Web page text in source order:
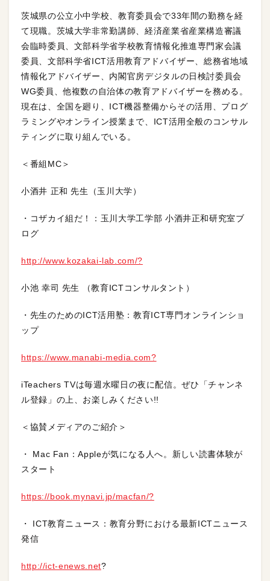
茨城県の公立小中学校、教育委員会で33年間の勤務を経
て現職。茨城大学非常勤講師、経済産業省産業構造審議
会臨時委員、文部科学省学校教育情報化推進専門家会議
委員、文部科学省ICT活用教育アドバイザー、総務省地域
情報化アドバイザー、内閣官房デジタルの日検討委員会
WG委員、他複数の自治体の教育アドバイザーを務める。
現在は、全国を廻り、ICT機器整備からその活用、プログ
ラミングやオンライン授業まで、ICT活用全般のコンサル
ティングに取り組んでいる。
＜番組MC＞
小酒井 正和 先生（玉川大学）
・コザカイ組だ！：玉川大学工学部 小酒井正和研究室ブ
ログ
http://www.kozakai-lab.com/?
小池 幸司 先生 （教育ICTコンサルタント）
・先生のためのICT活用塾：教育ICT専門オンラインショ
ップ
https://www.manabi-media.com?
iTeachers TVは毎週水曜日の夜に配信。ぜひ「チャンネ
ル登録」の上、お楽しみください!!
＜協賛メディアのご紹介＞
・ Mac Fan：Appleが気になる人へ。新しい読書体験が
スタート
https://book.mynavi.jp/macfan/?
・ ICT教育ニュース：教育分野における最新ICTニュース
発信
http://ict-enews.net?